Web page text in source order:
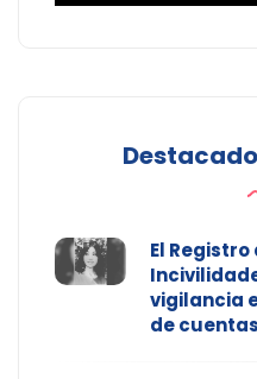
El
vigilancia
de